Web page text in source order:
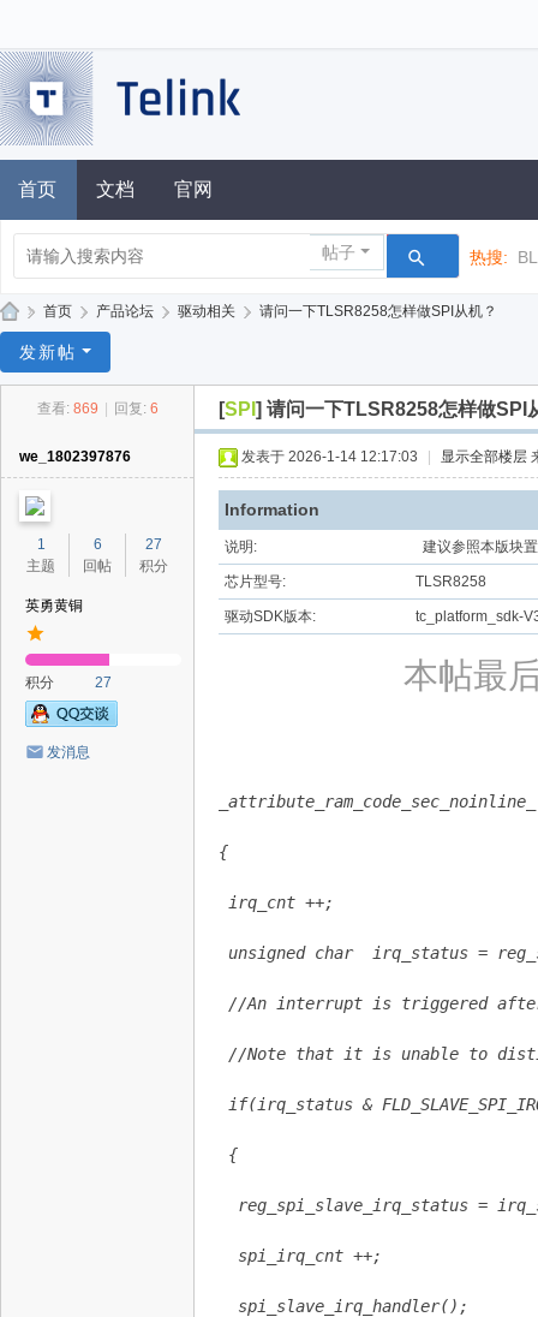
首页 文档 官网
帖子 热搜:
凌
» 首页 › 产品论坛 › 驱动相关 › 请问一下TLSR8258怎样做SPI从机？
发新帖
查看: 869 回复: 6 [SPI ] 请问一下TLSR8258怎样做SPI
we_1802397876
1
主题
6
回帖
27
积分
英勇黄铜
积分 27
发消息
发表于 2026-1-14 12:17:03 显示全部楼层
Information
说明: 建议参照本版块
芯片型号: TLSR8258
驱动SDK版本: tc_platform_sdk-
本帖最
{
irq_cnt ++;
unsigned char  irq_status =
//An interrupt is triggered after
//Note that it is unable to
if(irq_status &
{
reg_spi_slave_irq_status =
spi_irq_cnt ++;
spi_slave_irq_handler();